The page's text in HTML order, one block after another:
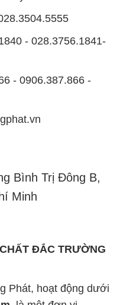
- 028.3756.1841-
- 0906.387.866 -
Bình Trị Đông B,
Minh
ĐẮC TRƯỜNG
Phát, hoạt động dưới